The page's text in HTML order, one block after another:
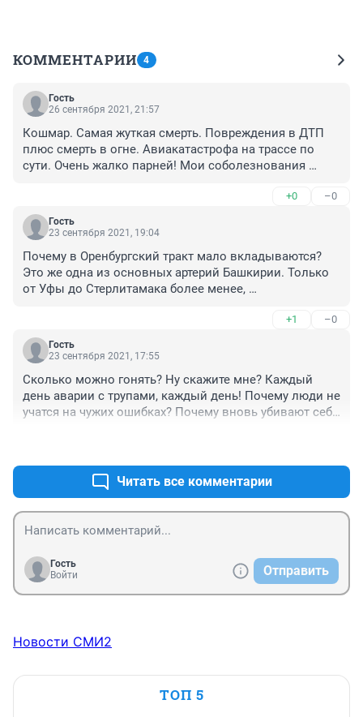
КОММЕНТАРИИ 4
Гость
26 сентября 2021, 21:57
Кошмар. Самая жуткая смерть. Повреждения в ДТП
плюс смерть в огне. Авиакатастрофа на трассе по
сути. Очень жалко парней! Мои соболезнования
+0 –0
Гость
23 сентября 2021, 19:04
Почему в Оренбургский тракт мало вкладываются?
Это же одна из основных артерий Башкирии. Только
от Уфы до Стерлитамака более менее,
Кумертау нет таких разделительных оград! Встречное
столкновение - всегда смертельный исход.
Задумайтесь ГАИ и строители-дорожники, а также
+1 –0
Гость
23 сентября 2021, 17:55
Cколько можно гонять? Ну скажите мне? Каждый
день аварии с трупами, каждый день! Почему люди не
учатся на чужих ошибках? Почему вновь убивают себя
Читать все комментарии
Гость
Войти
Отправить
Новости СМИ2
ТОП 5